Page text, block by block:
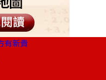
有新貴